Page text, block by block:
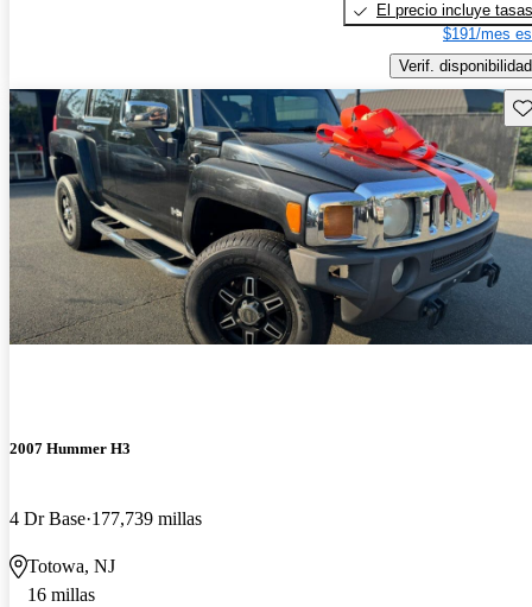
El precio incluye tasas
$191/mes
Verif. disponibilidad
2007 Hummer H3
4 Dr Base 177,739 millas
Totowa, NJ
16 millas